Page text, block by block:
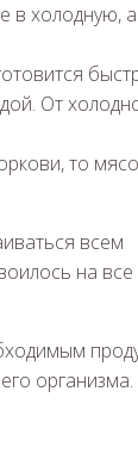
в холодную,
От
то
всем
на все
организма.